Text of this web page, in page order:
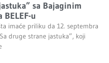
sa Bajaginim
u
imaće priliku da 12. septembra
druge strane jastuka”, koji